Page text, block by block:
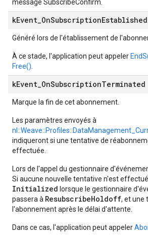
message SubscribeConfirm.
kEvent OnSubscriptionEstablished
Généré lors de l'établissement de
À ce stade, l'application peut appeler
Free()
kEvent OnSubscriptionTerminated
Marque la fin de cet abonnement.
Les paramètres envoyés à
indiqueront si une tentative de
effectuée.
Lors de l'appel du gestionnaire
Si aucune nouvelle tentative n'est
Initialized lorsque le gestionnaire
passera à ResubscribeHoldoff, et une
l'abonnement après le délai d'attente.
Dans ce cas, l'application peut appeler